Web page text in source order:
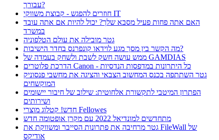
עבורך?
חוזרים להפגש - קבוצת משווקי IT
האם אתה פחות פעיל מסבא שלך? יכול להיות אם אתה עובד
במשרד
גטר מובילה את עולם הטלפוניה
מה הקשר בין מסך מגע לוידאו קונפרנס בחדר הישיבות?
ממש עושה חשק לשבת ולשחק בעמדה של GAMDIAS
הדרכת פלוטרים Canon - כל היתרונות במדפסות הנדסיות
גטר השתתפה בכנס המחשוב הצבאי והציגה את מחשבי פנסוניק
המוקשחים
הפתרון המיטבי לתקשורת אלחוטית: שילוב של חיבור יישומים
ושירותים
חדש! קטלוג מוצרי Fellowes
מתחדשים למונדיאל 2022 עם מקרן אופטומה חדש
גטר מרחיבה את פתרונות הסייבר ומשווקת את FileWall של
אודיקס